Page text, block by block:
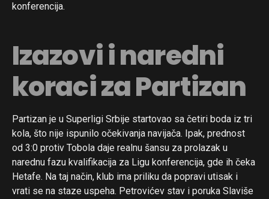
konferencija.
Izazovi i naredni
koraci za Partizan
Partizan je u Superligi Srbije startovao sa četiri boda iz tri
kola, što nije ispunilo očekivanja navijača. Ipak, prednost
od 3:0 protiv Tobola daje realnu šansu za prolazak u
narednu fazu kvalifikacija za Ligu konferencija, gde ih čeka
Hetafe. Na taj način, klub ima priliku da popravi utisak i
vrati se na staze uspeha. Petrovićev stav i poruka Slaviše